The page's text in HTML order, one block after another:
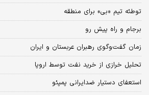
توطئه تیم «بی» برای منطقه
برجام و راه پیش رو
زمان گفت‌وگوی رهبران عربستان و ایران
تحلیل خرازی از خرید نفت توسط اروپا
استعفای دستیار ضدایرانی پمپئو